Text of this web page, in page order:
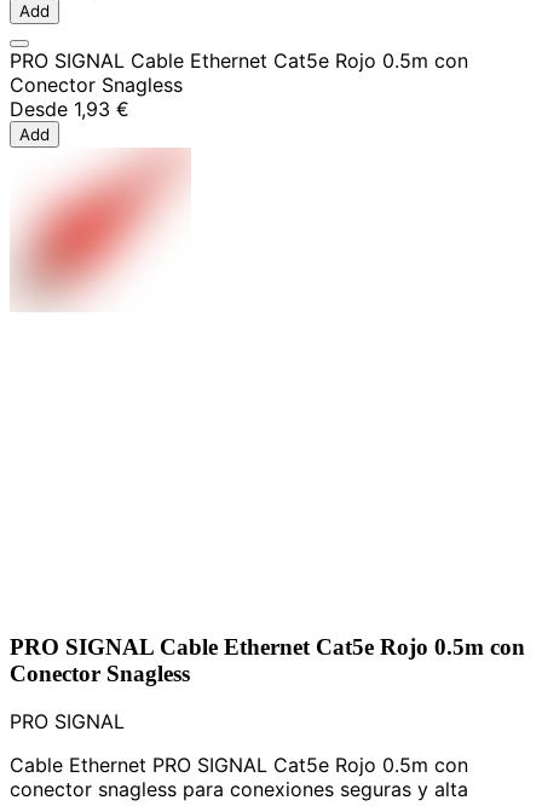
Add
PRO SIGNAL Cable Ethernet Cat5e Rojo 0.5m con
Conector Snagless
Desde 1,93 €
Add
PRO SIGNAL Cable Ethernet Cat5e Rojo 0.5m con
Conector Snagless
PRO SIGNAL
Cable Ethernet PRO SIGNAL Cat5e Rojo 0.5m con
conector snagless para conexiones seguras y alta